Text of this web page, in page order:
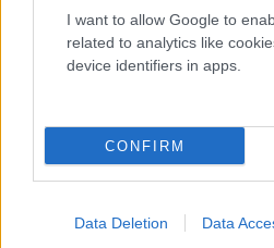
I want to allow Google to
related to analytics like
device identifiers in apps.
CONFIRM
Data Deletion Data
Nokia Lumia 710 - Drive and